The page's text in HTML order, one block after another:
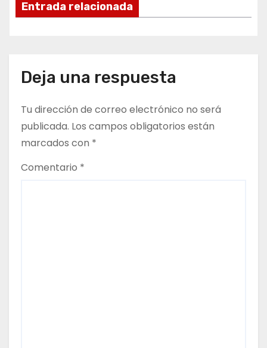
v
g
c
ó
Entrada relacionada
Deja una respuesta
Tu dirección de correo electrónico no será
publicada. Los campos obligatorios están
marcados con *
Comentario *